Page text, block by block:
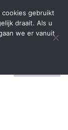
zaken aannemen
gebruikt
draait. Als u
we er vanuit